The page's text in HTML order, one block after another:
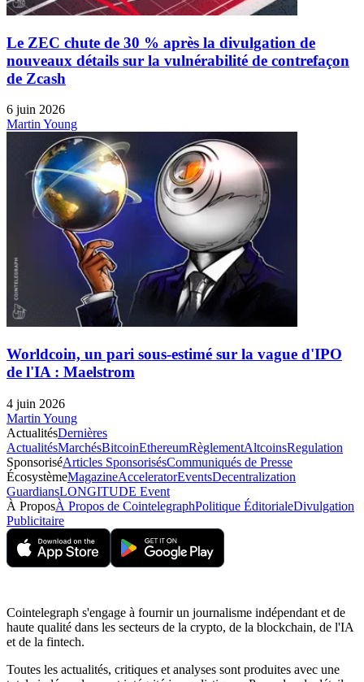
Le ZEC chute de 30 % après la divulgation de
nouveaux détails sur la vulnérabilité de contrefaçon
de Zcash
6 juin 2026
Martin Young
Worldcoin, un pari sous-estimé sur la vague d'IPO
de l'IA : Maelstrom
4 juin 2026
Martin Young
ActualitésDernières
ActualitésMarchésBitcoinEthereumRèglementAltcoinsRegulation
SponsoriséArticles SponsorisésCommuniqués de Presse
ÉcosystèmeMagazineAcceleratorEventsDecentralization
GuardiansLONGITUDE Event
À ProposÀ Propos de CointelegraphPolitique ÉditorialeDivulgation
Publicitaire
Cointelegraph s'engage à fournir un journalisme indépendant et de
haute qualité dans les secteurs de la crypto, de la blockchain, de l'IA
et de la fintech.
Toutes les actualités, critiques et analyses sont produites avec une